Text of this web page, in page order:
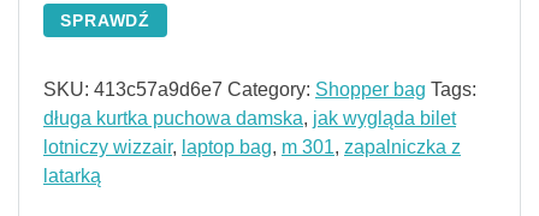
SPRAWDŹ
SKU: 413c57a9d6e7 Category: Shopper bag Tags:
długa kurtka puchowa damska, jak wygląda bilet
lotniczy wizzair, laptop bag, m 301, zapalniczka z
latarką